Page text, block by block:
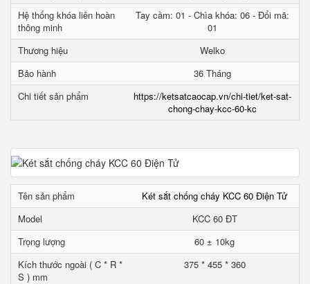
Hệ thống khóa liên hoàn
thông minh
Tay cầm: 01 - Chìa khóa: 06 - Đổi mã:
01
Thương hiệu
Welko
Bảo hành
36 Tháng
Chi tiết sản phẩm
https://ketsatcaocap.vn/chi-tiet/ket-sat-
chong-chay-kcc-60-kc
Tên sản phẩm
Két sắt chống cháy KCC 60 Điện Tử
Model
KCC 60 ĐT
Trọng lượng
60 ± 10kg
Kích thước ngoài ( C * R *
S ) mm
375 * 455 * 360